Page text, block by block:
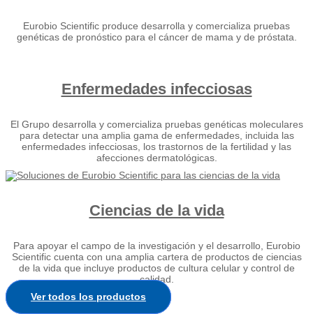
Eurobio Scientific produce desarrolla y comercializa pruebas
genéticas de pronóstico para el cáncer de mama y de próstata.
Enfermedades infecciosas
El Grupo desarrolla y comercializa pruebas genéticas moleculares
para detectar una amplia gama de enfermedades, incluida las
enfermedades infecciosas, los trastornos de la fertilidad y las
afecciones dermatológicas.
Ciencias de la vida
Para apoyar el campo de la investigación y el desarrollo, Eurobio
Scientific cuenta con una amplia cartera de productos de ciencias
de la vida que incluye productos de cultura celular y control de
calidad.
Ver todos los productos